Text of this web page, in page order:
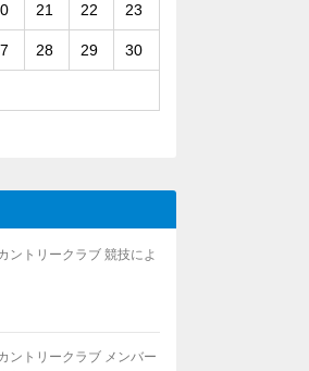
21 22 23
28 29 30
ントリークラブ 競技によ
ントリークラブ メンバー